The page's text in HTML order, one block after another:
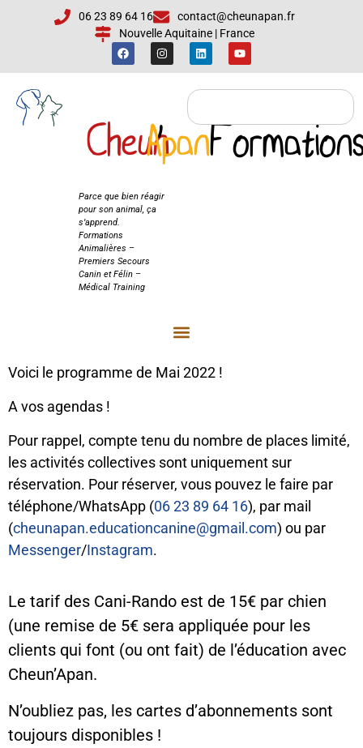
06 23 89 64 16
contact@cheunapan.fr
Nouvelle Aquitaine | France
Cheun
'
Apan
Parce que bien réagir
pour son animal, ça
s’apprend.
Formations
Animalières –
Premiers Secours
Canin et Félin –
Médical Training
Voici le programme de Mai 2022 !
A vos agendas !
Pour rappel, compte tenu du nombre de places limité,
les activités collectives sont uniquement sur
réservation. Pour réserver, vous pouvez le faire par
téléphone/WhatsApp (06 23 89 64 16), par mail
(cheunapan.educationcanine@gmail.com) ou par
Messenger/Instagram.
Le tarif des Cani-Rando est de 15€ par chien
(une remise de 5€ sera appliquée pour les
clients qui font (ou ont fait) de l’éducation avec
Cheun’Apan.
N’oubliez pas, les cartes d’abonnements sont
toujours disponibles !